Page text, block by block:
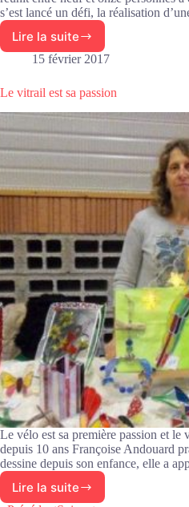
s’est lancé un défi, la réalisation
Lire la suite
La
section
fusing
pleine
activité
15 février 2017
Le vitrail est sa passion
Le vélo est sa première passion et le
depuis 10 ans Françoise Andouard
dessine depuis son enfance, elle a
Lire la suite
Le